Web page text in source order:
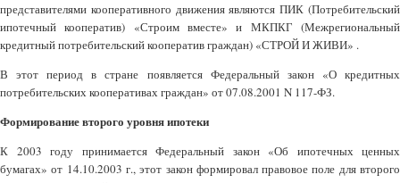
представителями кооперативного движения являются ПИК (Потребительский
ипотечный кооператив) «Строим вместе» и МКПКГ (Межрегиональный
кредитный потребительский кооператив граждан) «СТРОЙ И ЖИВИ» .
В этот период в стране появляется Федеральный закон «О кредитных
потребительских кооперативах граждан» от 07.08.2001 N 117-ФЗ.
Формирование второго уровня ипотеки
К 2003 году принимается Федеральный закон «Об ипотечных ценных
бумагах» от 14.10.2003 г., этот закон формировал правовое поле для второго